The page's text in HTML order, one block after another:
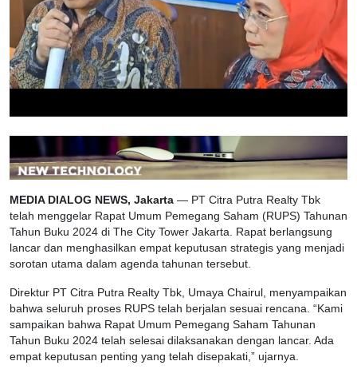
MEDIA DIALOG NEWS, Jakarta — PT Citra Putra Realty Tbk
telah menggelar Rapat Umum Pemegang Saham (RUPS) Tahunan
Tahun Buku 2024 di The City Tower Jakarta. Rapat berlangsung
lancar dan menghasilkan empat keputusan strategis yang menjadi
sorotan utama dalam agenda tahunan tersebut.
Direktur PT Citra Putra Realty Tbk, Umaya Chairul, menyampaikan
bahwa seluruh proses RUPS telah berjalan sesuai rencana. “Kami
sampaikan bahwa Rapat Umum Pemegang Saham Tahunan
Tahun Buku 2024 telah selesai dilaksanakan dengan lancar. Ada
empat keputusan penting yang telah disepakati,” ujarnya.